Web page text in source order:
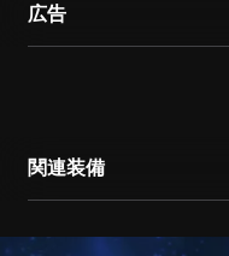
広告
関連装備